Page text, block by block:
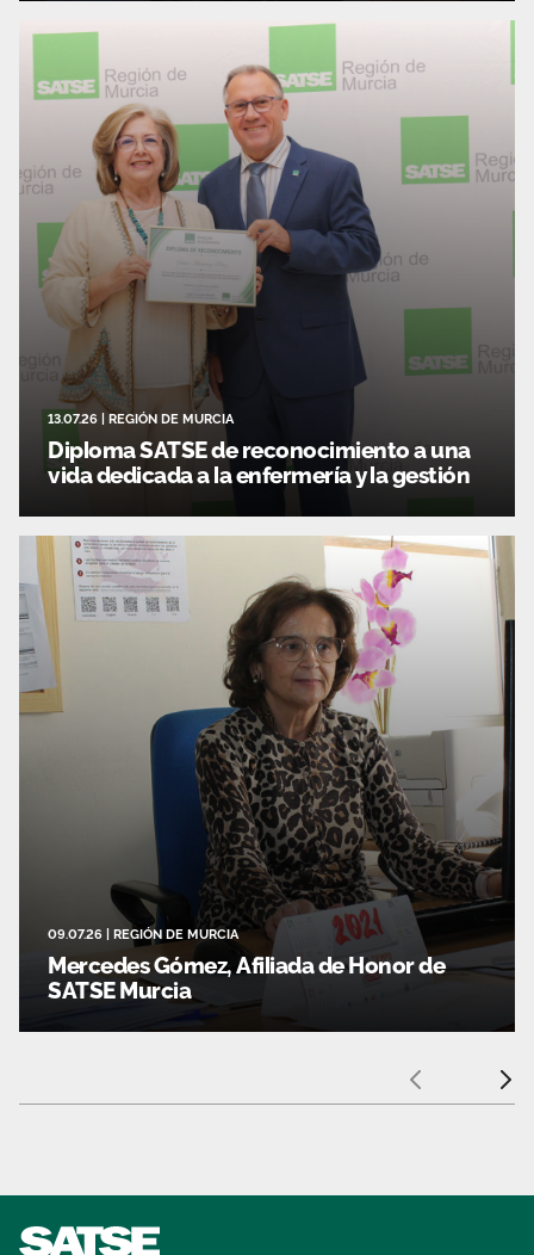
13.07.26 REGIÓN DE MURCIA
Diploma SATSE de reconocimiento a una
vida dedicada a la enfermería y la gestión
09.07.26 REGIÓN DE MURCIA
Mercedes Gómez, Afiliada de Honor de
SATSE Murcia
Anterior